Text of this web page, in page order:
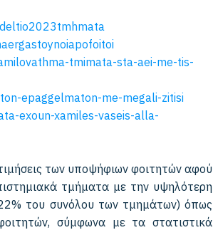
toynoiapofoitoi
tmimata-sta-aei-me-tis-
epaggelmaton-me-megali-zitisi
exoun-xamiles-vaseis-alla-
των υποψήφιων φοιτητών αφού
τμήματα με την υψηλότερη
του συνόλου των τμημάτων) όπως
σύμφωνα με τα στατιστικά